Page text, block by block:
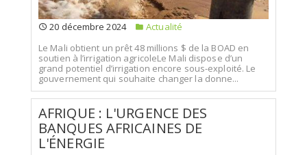
20 décembre 2024
Actualité
Le Mali obtient un prêt 48 millions $ de la BOAD en
soutien à l’irrigation agricoleLe Mali dispose d’un
grand potentiel d’irrigation encore sous-exploité. Le
gouvernement qui souhaite changer la donne...
AFRIQUE : L'URGENCE DES
BANQUES AFRICAINES DE
L'ÉNERGIE